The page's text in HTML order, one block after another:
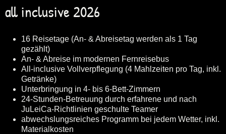
all inclusive 2026
16 Reisetage (An- & Abreisetag werden als 1 Tag
gezählt)
An- & Abreise im modernen Fernreisebus
All-inclusive Vollverpflegung (4 Mahlzeiten pro Tag, inkl.
Getränke)
Unterbringung in 4- bis 6-Bett-Zimmern
24-Stunden-Betreuung durch erfahrene und nach
JuLeiCa-Richtlinien geschulte Teamer
abwechslungsreiches Programm bei jedem Wetter, inkl.
Materialkosten